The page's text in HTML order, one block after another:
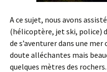
A ce sujet, nous avons
(hélicoptère, jet ski, police)
de s’aventurer dans une
doute alléchantes mais
quelques mètres des